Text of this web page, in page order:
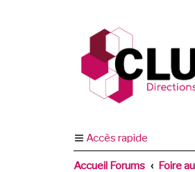
Accès rapide
Accueil Forums Foire